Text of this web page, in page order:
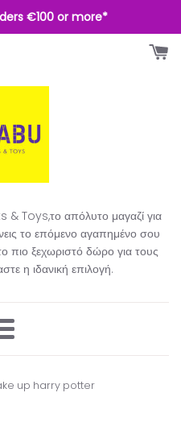
€100 or more*
Toys,το απόλυτο μαγαζί για
το επόμενο αγαπημένο σου
το πιο ξεχωριστό δώρο για τους
η ιδανική επιλογή.​
Μενού
up harry potter